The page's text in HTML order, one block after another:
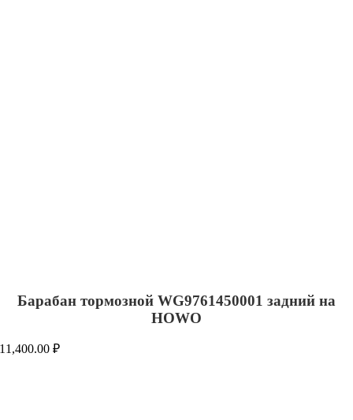
Барабан тормозной WG9761450001 задний на
HOWO
11,400.00₽